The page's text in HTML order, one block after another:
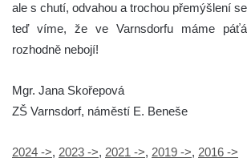
ale s chutí, odvahou a trochou přemýšlení
teď víme, že ve Varnsdorfu máme
rozhodně nebojí!
Mgr. Jana Skořepová
ZŠ Varnsdorf, náměstí E. Beneše
2024 ->, 2023 ->, 2021 ->, 2019 ->, 2016 ->